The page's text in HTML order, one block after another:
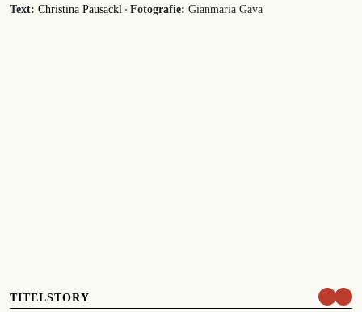
Text: Christina Pausackl · Fotografie: Gianmaria Gava
TITELSTORY